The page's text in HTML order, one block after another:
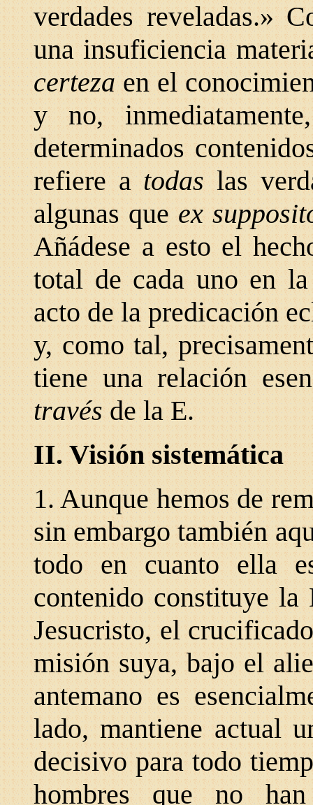
verdades reveladas.»
una insuficiencia
certezaen el
y no,
determinados
refiere atodaslas
algunas queex
Añádese a esto el
total de cada uno en
acto de la predicación
y, como tal,
tiene una relación
travésde la E.
II. Visión sistemática
1. Aunque hemos de
sin embargo también
todo en cuanto ella
contenido constituye
Jesucristo, el
misión suya, bajo el
antemano es
lado, mantiene actual
decisivo para todo
hombres que no han